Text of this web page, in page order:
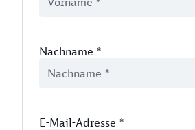
Nachname *
E-Mail-Adresse *